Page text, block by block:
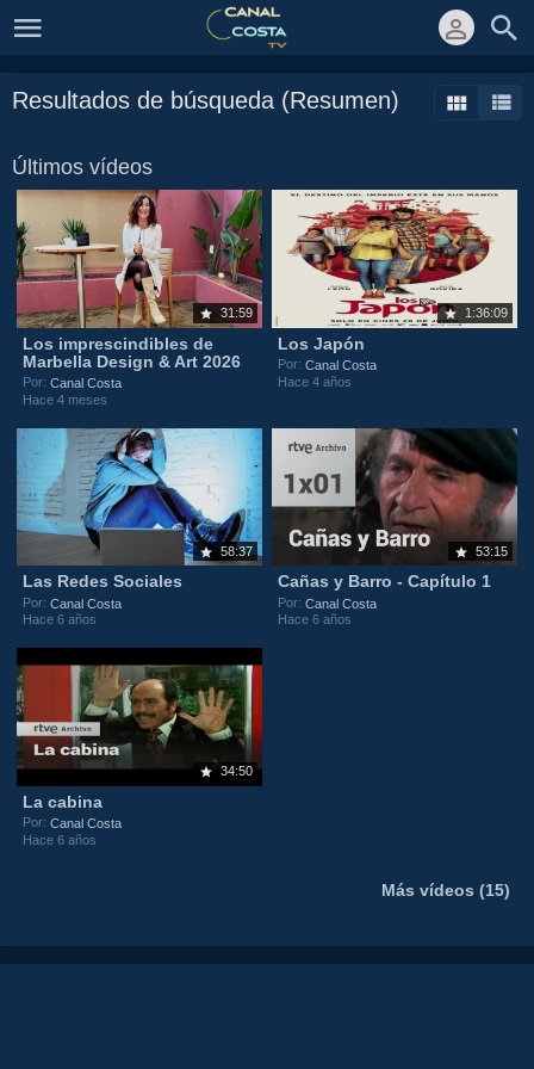
Resultados de búsqueda (Resumen)
Últimos vídeos
31:59
Los imprescindibles de
Marbella Design & Art 2026
Por:Canal Costa
Hace 4 meses
1:36:09
Los Japón
Por:Canal Costa
Hace 4 años
58:37
Las Redes Sociales
Por:Canal Costa
Hace 6 años
53:15
Cañas y Barro - Capítulo 1
Por:Canal Costa
Hace 6 años
34:50
La cabina
Por:Canal Costa
Hace 6 años
Más vídeos (15)